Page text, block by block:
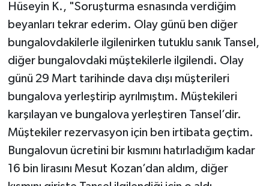
Hüseyin K., "Soruşturma esnasında verdiğim
beyanları tekrar ederim. Olay günü ben diğer
bungalovdakilerle ilgilenirken tutuklu sanık Tansel,
diğer bungalovdaki müştekilerle ilgilendi. Olay
günü 29 Mart tarihinde dava dışı müşterileri
bungalova yerleştirip ayrılmıştım. Müştekileri
karşılayan ve bungalova yerleştiren Tansel’dir.
Müştekiler rezervasyon için ben irtibata geçtim.
Bungalovun ücretini bir kısmını hatırladığım kadar
16 bin lirasını Mesut Kozan’dan aldım, diğer